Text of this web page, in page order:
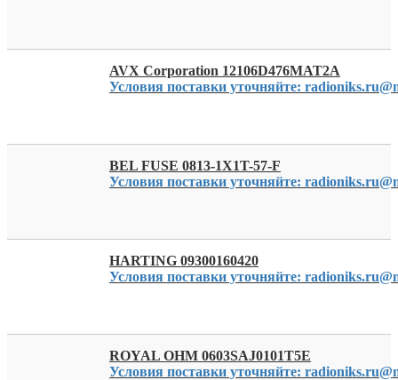
AVX Corporation 12106D476MAT2A
Условия поставки уточняйте:
BEL FUSE 0813-1X1T-57-F
Условия поставки уточняйте:
HARTING 09300160420
Условия поставки уточняйте:
ROYAL OHM 0603SAJ0101T5E
Условия поставки уточняйте: